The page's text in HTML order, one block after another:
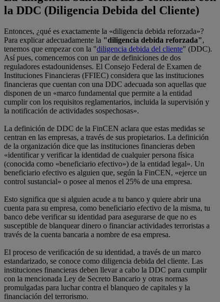
la DDC (Diligencia Debida del Cliente)
Entonces, ¿qué es exactamente la «diligencia debida reforzada»?
Para explicar adecuadamente la "diligencia debida reforzada",
tenemos que empezar con la "diligencia debida del cliente" (DDC).
Así pues, comencemos con un par de definiciones de dos
reguladores estadounidenses. El Consejo Federal de Examen de
Instituciones Financieras (FFIEC) considera que las instituciones
financieras que cuentan con una DDC adecuada son aquellas que
disponen de un «marco fundamental que permite a la entidad
cumplir con los requisitos reglamentarios, incluida la supervisión y
la notificación de actividades sospechosas».
La definición de DDC de la FinCEN aclara que estas medidas se
centran en las empresas, a través de sus propietarios. La definición
de la organización dice que las instituciones financieras deben
«identificar y verificar la identidad de cualquier persona física
(conocida como «beneficiario efectivo») de la entidad legal». Un
beneficiario efectivo es alguien que, según la FinCEN, «ejerce un
control sustancial» o posee al menos el 25% de una empresa.
Esto significa que si alguien acude a tu banco y quiere abrir una
cuenta para su empresa, como beneficiario efectivo de la misma, tu
banco debe verificar su identidad para asegurarse de que no es
susceptible de blanquear dinero o financiar actividades terroristas a
través de la cuenta bancaria a nombre de esa empresa.
El proceso de verificación de su identidad, a través de un marco
estandarizado, se conoce como diligencia debida del cliente. Las
instituciones financieras deben llevar a cabo la DDC para cumplir
con la mencionada Ley de Secreto Bancario y otras normas
promulgadas para luchar contra el blanqueo de capitales y la
financiación del terrorismo.